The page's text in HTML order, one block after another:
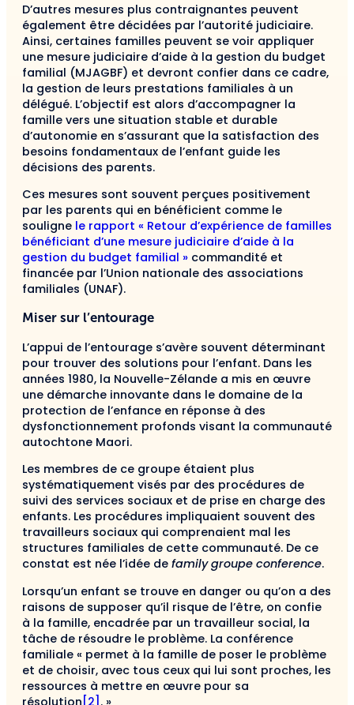
D’autres mesures plus contraignantes peuvent
également être décidées par l’autorité judiciaire.
Ainsi, certaines familles peuvent se voir appliquer
une mesure judiciaire d’aide à la gestion du budget
familial (MJAGBF) et devront confier dans ce cadre,
la gestion de leurs prestations familiales à un
délégué. L’objectif est alors d’accompagner la
famille vers une situation stable et durable
d’autonomie en s’assurant que la satisfaction des
besoins fondamentaux de l’enfant guide les
décisions des parents.
Ces mesures sont souvent perçues positivement
par les parents qui en bénéficient comme le
souligne le rapport « Retour d’expérience de familles
bénéficiant d’une mesure judiciaire d’aide à la
gestion du budget familial » commandité et
financée par l’Union nationale des associations
familiales (UNAF).
Miser sur l’entourage
L’appui de l’entourage s’avère souvent déterminant
pour trouver des solutions pour l’enfant. Dans les
années 1980, la Nouvelle-Zélande a mis en œuvre
une démarche innovante dans le domaine de la
protection de l’enfance en réponse à des
dysfonctionnement profonds visant la communauté
autochtone Maori.
Les membres de ce groupe étaient plus
systématiquement visés par des procédures de
suivi des services sociaux et de prise en charge des
enfants. Les procédures impliquaient souvent des
travailleurs sociaux qui comprenaient mal les
structures familiales de cette communauté. De ce
constat est née l’idée de family groupe conference.
Lorsqu’un enfant se trouve en danger ou qu’on a des
raisons de supposer qu’il risque de l’être, on confie
à la famille, encadrée par un travailleur social, la
tâche de résoudre le problème. La conférence
familiale « permet à la famille de poser le problème
et de choisir, avec tous ceux qui lui sont proches, les
ressources à mettre en œuvre pour sa
résolution [2] . »